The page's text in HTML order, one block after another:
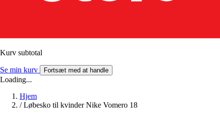
Kurv subtotal
Se min kurv Fortsæt med at handle
Loading...
Hjem
/ Løbesko til kvinder Nike Vomero 18